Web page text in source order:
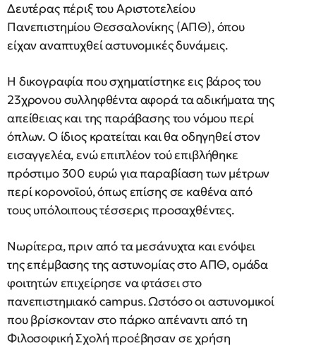
Δευτέρας πέριξ του Αριστοτελείου
Πανεπιστημίου Θεσσαλονίκης (ΑΠΘ), όπου
είχαν αναπτυχθεί αστυνομικές δυνάμεις.
Η δικογραφία που σχηματίστηκε εις βάρος του
23χρονου συλληφθέντα αφορά τα αδικήματα της
απείθειας και της παράβασης του νόμου περί
όπλων. Ο ίδιος κρατείται και θα οδηγηθεί στον
εισαγγελέα, ενώ επιπλέον τού επιβλήθηκε
πρόστιμο 300 ευρώ για παραβίαση των μέτρων
περί κορονοϊού, όπως επίσης σε καθένα από
τους υπόλοιπους τέσσερις προσαχθέντες.
Νωρίτερα, πριν από τα μεσάνυχτα και ενόψει
της επέμβασης της αστυνομίας στο ΑΠΘ, ομάδα
φοιτητών επιχείρησε να φτάσει στο
πανεπιστημιακό campus. Ωστόσο οι αστυνομικοί
που βρίσκονταν στο πάρκο απέναντι από τη
Φιλοσοφική Σχολή προέβησαν σε χρήση